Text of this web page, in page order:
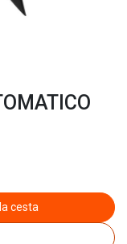
cesta